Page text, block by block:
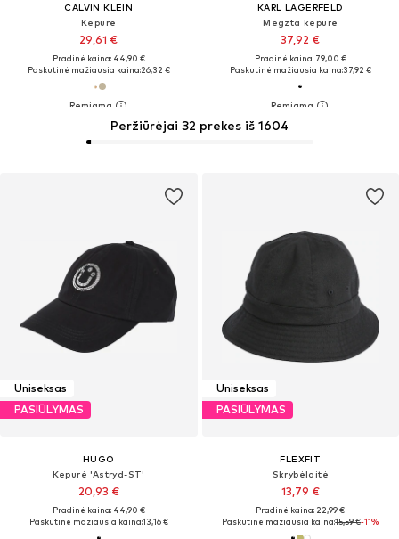
CALVIN KLEIN
Kepurė
29,61 €
Pradinė kaina: 44,90 €
Paskutinė mažiausia kaina:26,32 €
KARL LAGERFELD
Megzta kepurė
37,92 €
Pradinė kaina: 79,00 €
Paskutinė mažiausia kaina:37,92 €
Uniseksas
PASIŪLYMAS
HUGO
Kepurė 'Astryd-ST'
20,93 €
Pradinė kaina: 44,90 €
Paskutinė mažiausia kaina:13,16 €
Uniseksas
PASIŪLYMAS
FLEXFIT
Skrybėlaitė
13,79 €
Pradinė kaina: 22,99 €
Paskutinė mažiausia kaina:15,59 €-11%
Peržiūrėjai 32 prekes iš 1604